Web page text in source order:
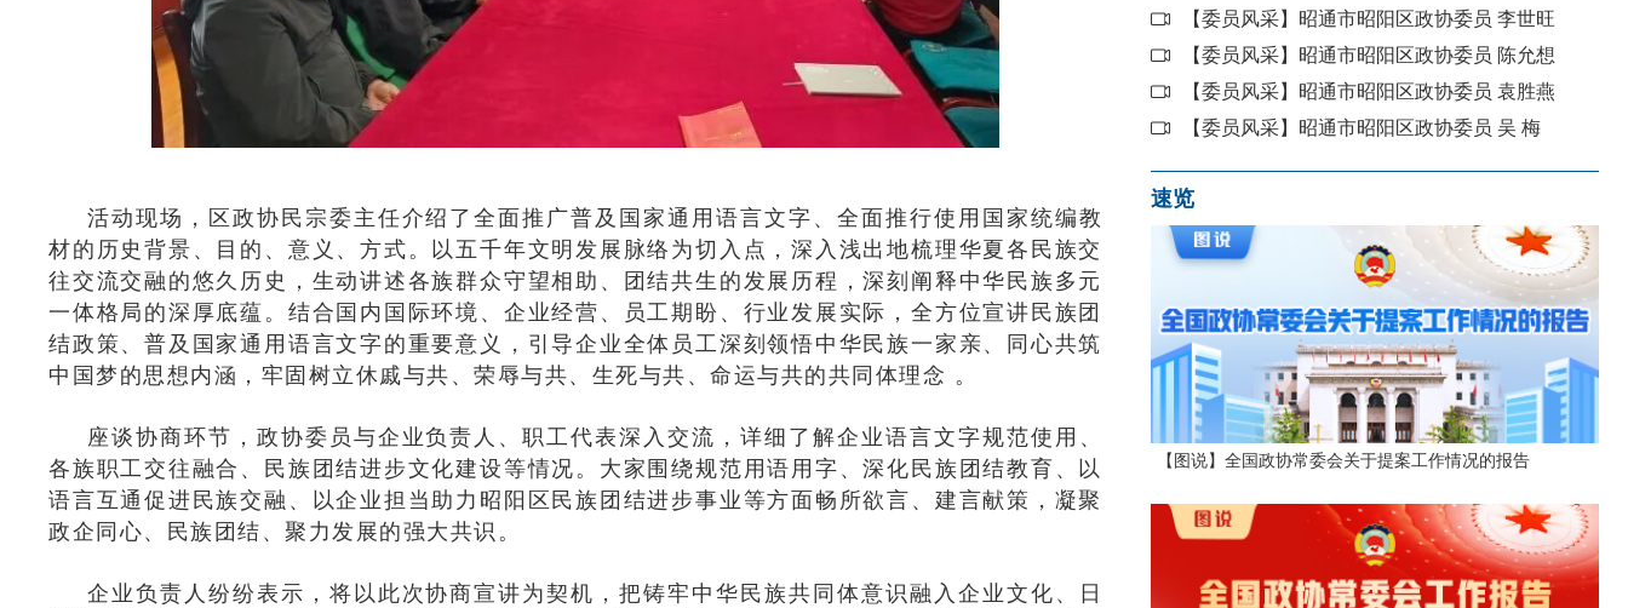
活动现场，区政协民宗委主任介绍了全面推广普及国家通用语言文字、全面推行使用国家统编教
材的历史背景、目的、意义、方式。以五千年文明发展脉络为切入点，深入浅出地梳理华夏各民族交
往交流交融的悠久历史，生动讲述各族群众守望相助、团结共生的发展历程，深刻阐释中华民族多元
一体格局的深厚底蕴。结合国内国际环境、企业经营、员工期盼、行业发展实际，全方位宣讲民族团
结政策、普及国家通用语言文字的重要意义，引导企业全体员工深刻领悟中华民族一家亲、同心共筑
中国梦的思想内涵，牢固树立休戚与共、荣辱与共、生死与共、命运与共的共同体理念 。
座谈协商环节，政协委员与企业负责人、职工代表深入交流，详细了解企业语言文字规范使用、
各族职工交往融合、民族团结进步文化建设等情况。大家围绕规范用语用字、深化民族团结教育、以
语言互通促进民族交融、以企业担当助力昭阳区民族团结进步事业等方面畅所欲言、建言献策，凝聚
政企同心、民族团结、聚力发展的强大共识。
企业负责人纷纷表示，将以此次协商宣讲为契机，把铸牢中华民族共同体意识融入企业文化、日
【委员风采】昭通市昭阳区政协委员 李世旺
【委员风采】昭通市昭阳区政协委员 陈允想
【委员风采】昭通市昭阳区政协委员 袁胜燕
【委员风采】昭通市昭阳区政协委员 吴 梅
速览
【图说】全国政协常委会关于提案工作情况的报告